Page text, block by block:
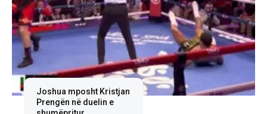
Joshua mposht Kristjan
Prengën në duelin e